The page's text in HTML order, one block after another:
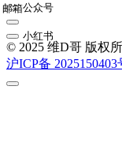
公众号
邮箱
小红书
© 2025 维D哥 版权
沪ICP备 2025150403